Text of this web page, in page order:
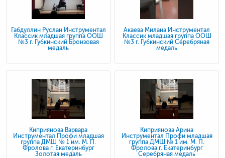
Габдуллин Руслан Инструментал
Классик младшая группа ООШ
№3 г. Губкинский Бронзовая
медаль
Акаева Милана Инструментал
Классик младшая группа ООШ
№3 г. Губкинский Серебряная
медаль
Киприянова Варвара
Инструментал Профи младшая
группа ДМШ № 1 им. М. П.
Фролова г. Екатеринбург
Золотая медаль
Киприянова Арина
Инструментал Профи младшая
группа ДМШ № 1 им. М. П.
Фролова г. Екатеринбург
Серебряная медаль